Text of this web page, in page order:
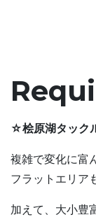
☆桧原湖タック
複雑で変化に富
フラットエリア
加えて、大小豊